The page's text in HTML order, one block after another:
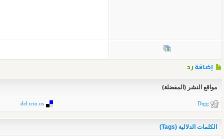
مواقع النشر (المفضلة)
Digg
del.icio.us
الكلمات الدلالية (Tags)